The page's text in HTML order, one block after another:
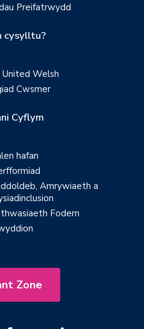
Preifatrwydd
cysylltu?
Welsh
Cwsmer
Cyflym
hafan
Amrywiaeth a
Fodern
Zone